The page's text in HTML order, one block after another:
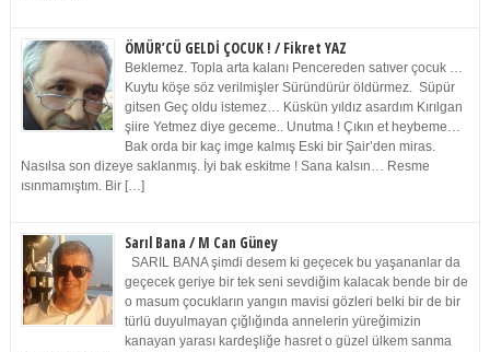
ÖMÜR’CÜ GELDİ ÇOCUK ! / Fikret YAZ
Beklemez. Topla arta kalanı Pencereden satıver çocuk …
Kuytu köşe söz verilmişler Süründürür öldürmez. Süpür
gitsen Geç oldu istemez… Küskün yıldız asardım Kırılgan
şiire Yetmez diye geceme.. Unutma ! Çıkın et heybeme…
Bak orda bir kaç imge kalmış Eski bir Şair’den miras.
Nasılsa son dizeye saklanmış. İyi bak eskitme ! Sana kalsın… Resme
ısınmamıştım. Bir […]
Sarıl Bana / M Can Güney
SARIL BANA şimdi desem ki geçecek bu yaşananlar da
geçecek geriye bir tek seni sevdiğim kalacak bende bir de
o masum çocukların yangın mavisi gözleri belki bir de bir
türlü duyulmayan çığlığında annelerin yüreğimizin
kanayan yarası kardeşliğe hasret o güzel ülkem sanma